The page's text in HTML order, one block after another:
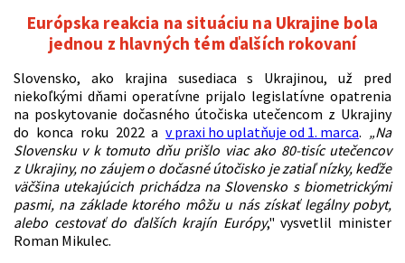
Európska reakcia na situáciu na Ukrajine bola
jednou z hlavných tém ďalších rokovaní
Slovensko, ako krajina susediaca s Ukrajinou, už pred
niekoľkými dňami operatívne prijalo legislatívne opatrenia
na poskytovanie dočasného útočiska utečencom z Ukrajiny
do konca roku 2022 av praxi ho uplatňuje od 1. marca. „Na
Slovensku v k tomuto dňu prišlo viac ako 80-tisíc utečencov
z Ukrajiny, no záujem o dočasné útočisko je zatiaľ nízky, keďže
väčšina utekajúcich prichádza na Slovensko s biometrickými
pasmi, na základe ktorého môžu u nás získať legálny pobyt,
alebo cestovať do ďalších krajín Európy," vysvetlil minister
Roman Mikulec.